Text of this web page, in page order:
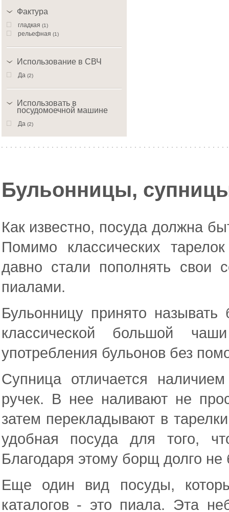
Фактура
гладкая (1)
рельефная (1)
Использование в СВЧ
Да (2)
Использовать в
посудомоечной машине
Да (2)
Бульонницы,
Как известно, посуда должна
Помимо классических
давно стали пополнять свои
пиалами.
Бульонницу принято
классической большой
употребления бульонов без
Супница отличается
ручек. В нее наливают не
затем перекладывают в
удобная посуда для того,
Благодаря этому борщ долго не
Еще один вид посуды,
каталогов - это пиала. Эта